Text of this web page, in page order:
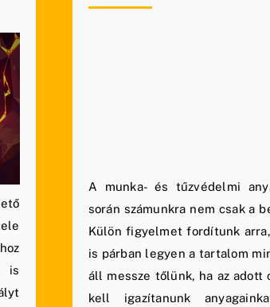
is
A munka- és tűzvédelmi
során számunkra nem csak a
Külön figyelmet fordítunk
is párban legyen a tartalom
áll messze tőlünk, ha az adott
kell igazítanunk